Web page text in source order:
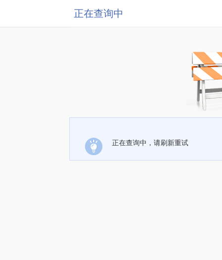
正在查询中
正在查询中，请刷新重试